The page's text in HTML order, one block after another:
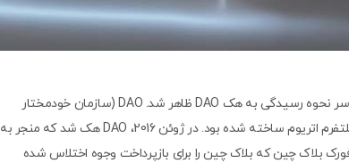
اتریوم کلاسیک در سال 2016 به دنبال اختلاف در جامعه اتریوم بر سر نحوه رسیدگی به هک DAO ظاهر شد. DAO (سازمان خودمختار
غیرمتمرکز) یک صندوق سرمایه گذاری غیرمتمرکز بود که بر روی پلتفرم اتریوم ساخته شده بود. در ژوئن 2016، DAO هک شد که منجر به
بلاک چین که بلاک چین را برای بازپرداخت وجوه اختلاس شده